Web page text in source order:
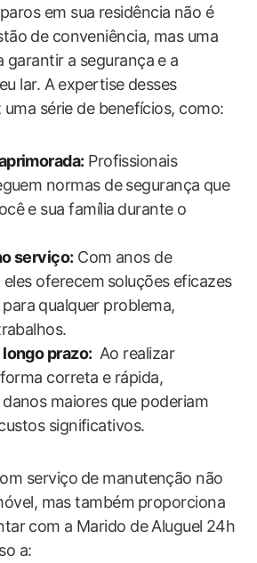
em ‌sua residência não é
⁣de‍ conveniência, mas uma
garantir a segurança e a
lar. A expertise desses
série de benefícios, como:
​Profissionais
normas de segurança que
e sua ‍família⁣ durante o
serviço: Com ‍anos ‍de‍
eles‍ oferecem⁣ soluções‍ eficazes
qualquer problema,
prazo: ⁢ Ao realizar
correta e rápida,
​maiores que poderiam
significativos.
serviço⁤ de manutenção não
mas também⁤ proporciona
⁤com a Marido de Aluguel ⁤24h
a: